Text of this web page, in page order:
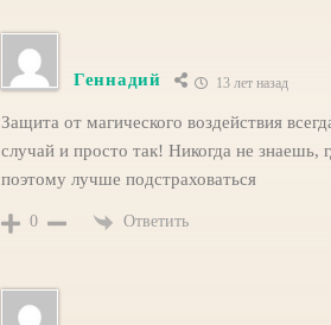
Геннадий 13 лет назад
Защита от магического воздействия
случай и просто так! Никогда не знаешь,
поэтому лучше подстраховаться
0 Ответить